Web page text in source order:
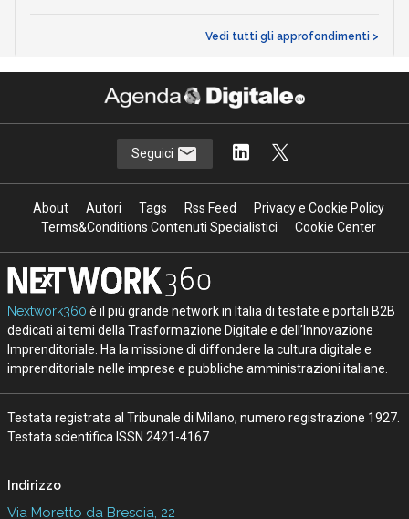
Vedi tutti gli approfondimenti >
Seguici
About Autori Tags Rss Feed
Privacy e Cookie Policy
Terms&Conditions Contenuti Specialistici
Cookie Center
Nextwork360 è il più grande network in Italia di testate e portali B2B
dedicati ai temi della Trasformazione Digitale e dell’Innovazione
Imprenditoriale. Ha la missione di diffondere la cultura digitale e
imprenditoriale nelle imprese e pubbliche amministrazioni italiane.
Testata registrata al Tribunale di Milano, numero registrazione 1927.
Testata scientifica ISSN 2421-4167
Indirizzo
Via Moretto da Brescia, 22